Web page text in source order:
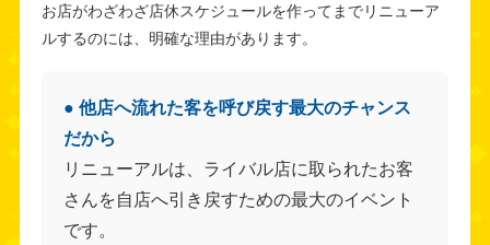
お店がわざわざ店休スケジュールを作ってまでリニューア
ルするのには、明確な理由があります。
● 他店へ流れた客を呼び戻す最大のチャンス
だから
リニューアルは、ライバル店に取られたお客
さんを自店へ引き戻すための最大のイベント
です。